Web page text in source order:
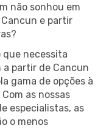
não sonhou em
e partir
que necessita
a partir de Cancun
gama de opções à
as nossas
especialistas, as
o menos